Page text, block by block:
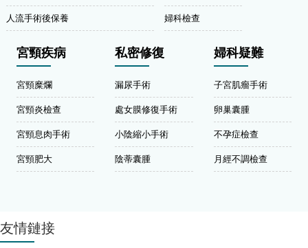
人流手術後保養
婦科檢查
宮頸疾病
宮頸糜爛
宮頸炎檢查
宮頸息肉手術
宮頸肥大
私密修復
漏尿手術
處女膜修復手術
小陰縮小手術
陰蒂囊腫
婦科疑難
子宮肌瘤手術
卵巢囊腫
不孕症檢查
月經不調檢查
友情鏈接